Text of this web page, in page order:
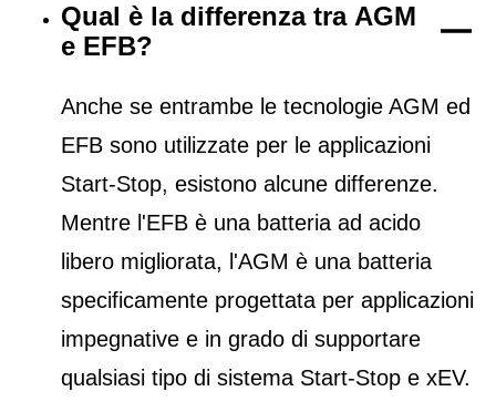
Qual è la differenza tra AGM
e EFB?
Anche se entrambe le tecnologie AGM ed
EFB sono utilizzate per le applicazioni
Start-Stop, esistono alcune differenze.
Mentre l'EFB è una batteria ad acido
libero migliorata, l'AGM è una batteria
specificamente progettata per applicazioni
impegnative e in grado di supportare
qualsiasi tipo di sistema Start-Stop e xEV.